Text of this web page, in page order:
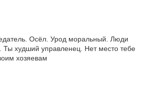
Осёл. Урод моральный. Люди
Ты худший управленец. Нет место тебе
хозяевам